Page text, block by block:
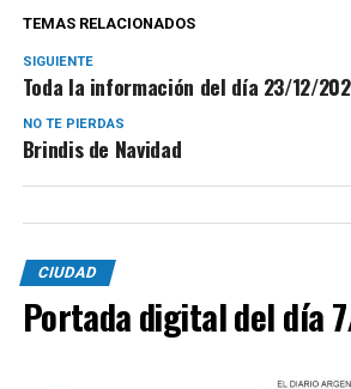
TEMAS RELACIONADOS
SIGUIENTE
Toda la información del día 23/12/
NO TE PIERDAS
Brindis de Navidad
CIUDAD
Portada digital del día